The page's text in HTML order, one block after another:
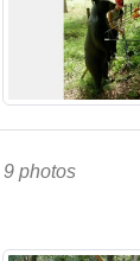
9 photos